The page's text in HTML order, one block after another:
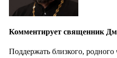
Комментирует священник
Поддержать близкого,